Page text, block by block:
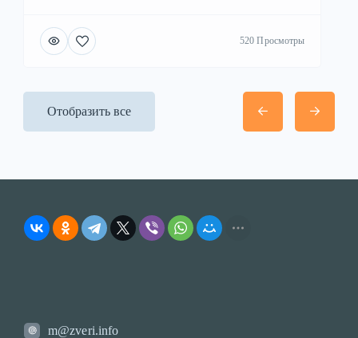
520 Просмотры
Отобразить все
m@zveri.info